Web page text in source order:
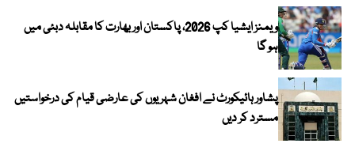
ویمنز ایشیا کپ 2026، پاکستان اور بھارت کا مقابلہ دبئی میں
ہو گا
پشاور ہائیکورٹ نے افغان شہریوں کی عارضی قیام کی درخواستیں
مسترد کر دیں